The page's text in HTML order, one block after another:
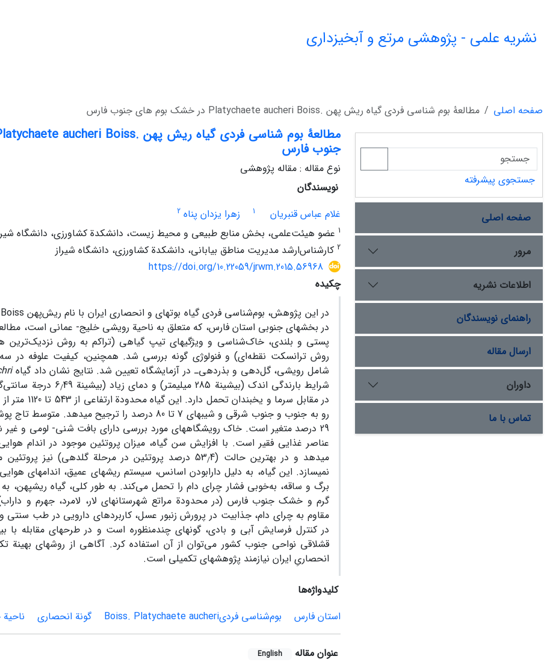
نشریه علمی - پژوهشی مرتع و آبخیزداری
صفحه اصلی مطالعۀ بوم شناسی فردی گیاه ریش پهن .Platychaete aucheri Boiss در خشک بوم های جنوب فارس
جنوب فارس
نوع مقاله : مقاله پژوهشی
نویسندگان
غلام عباس قنبریان
1 زهرا یزدان پناه 2
1 عضو هیئت‌علمی، بخش منابع طبیعی و محیط زیست، دانشکدة کشاورزی، دانشگاه
2 کارشناس‌‌ارشد مدیریت مناطق بیابانی، دانشکدة کشاورزی، دانشگاه شیراز
https://doi.org/10.22059/jrwm.2015.56968
چکیده
در این پژوهش، بوم‌شناسی فردی گیاه بوته‏ای و انحصاری ایران با نام ریش‌پهن
در بخش‏های جنوبی استان فارس، که متعلق به ناحیة رویشی خلیج- عمانی است،
پستی و بلندی، خاک‌شناسی و ویژگی‏های تیپ گیاهی (تراکم به روش نزدیک‌ترین
روش ترانسکت نقطه‌ای) و فنولوژی گونه بررسی شد. همچنین، کیفیت علوفه در
شامل رویشی، گل‌دهی و بذردهی‌ـ در آزمایشگاه تعیین شد. نتایج نشان داد گیاه
شرایط بارندگی اندک (بیشینة 285 میلی‏متر) و دمای زیاد (بیشینة 6
/
49 درجة
در مقابل سرما و
رو به جنوب و جنوب شرقی و شیب‏های 7 تا 80 درصد را ترجیح می‏دهد. متوسط تاج پوشش این گونه از 8
29 درصد متغیر است. خاک رویشگاه‏های مورد بررسی دارای بافت شنی- لومی و غیر
عناصر غذایی فقیر است. با افزایش سن گیاه، میزان پروتئین موجود در اندام
می‏دهد و در بهترین حالت (53 /
4 درصد پروتئین در مرحلة گل‏دهی) نیز پروتئین
نمی‏سازد. این گیاه، به دلیل دارابودن اسانس، سیستم ریشه‏ای عمیق، اندام‏های
برگ و ساقه، به‌خوبی فشار چرای دام را تحمل می‌کند. به طور کلی، گیاه ریش‏پهن،
گرم و خشک جنوب فارس (در محدودة مراتع شهرستان‏های لار، لامرد، جهرم و
مقاوم به چرای دام، جذابیت در پرورش زنبور عسل، کاربردهای دارویی در طب سنتی
در کنترل فرسایش آبی و بادی، گونه‏ای چندمنظوره است و در طرح‏های مقابله با
قشلاقی نواحی جنوب کشور می‌توان از آن استفاده کرد. آگاهی از روش‏های بهینة
انحصاریِ ایران نیازمند پژوهش‏های تکمیلی است.
کلیدواژه‌ها
استان فارس
بوم‌شناسی فردیBoiss. Platychaete aucheri گونة انحصاری
عنوان مقاله English
جستجوی پیشرفته
صفحه اصلی
مرور
اطلاعات نشریه
راهنمای نویسندگان
ارسال مقاله
داوران
تماس با ما